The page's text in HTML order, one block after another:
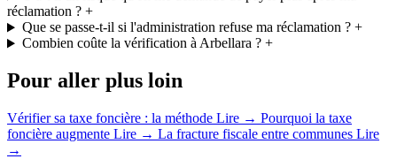
réclamation ? +
Que se passe-t-il si l'administration refuse ma réclamation ?+
Combien coûte la vérification à Arbellara ?+
Pour aller plus loin
Vérifier sa taxe foncière : la méthode Lire → Pourquoi la taxe
foncière augmente Lire → La fracture fiscale entre communes Lire
→